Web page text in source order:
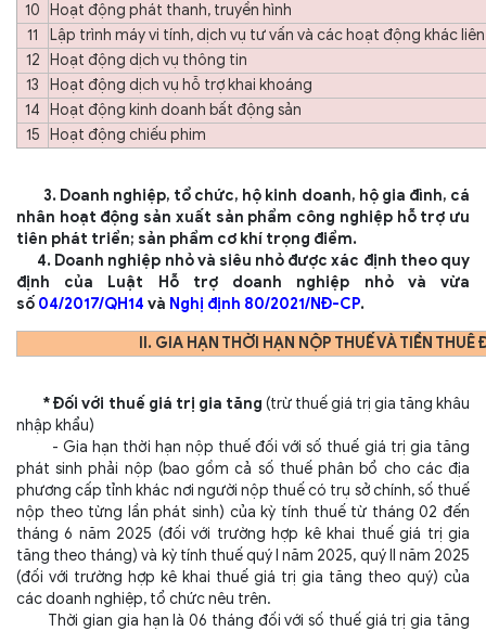
10
Hoạt động phát thanh, truyền hình
11
Lập trình máy vi tính, dịch vụ tư vấn và các hoạt động khác
12
Hoạt động dịch vụ thông tin
13
Hoạt động dịch vụ hỗ trợ khai khoáng
14
Hoạt động kinh doanh bất động sản
15
Hoạt động chiếu phim
3. Doanh nghiệp, tổ chức, hộ kinh doanh, hộ gia đình, cá
nhân hoạt động sản xuất sản phẩm công nghiệp hỗ trợ ưu
tiên phát triển; sản phẩm cơ khí trọng điểm.
4. Doanh nghiệp nhỏ và siêu nhỏ được xác định theo quy
định của Luật Hỗ trợ doanh nghiệp nhỏ và vừa
số 04/2017/QH14 và Nghị định 80/2021/NĐ-CP.
II. GIA HẠN THỜI HẠN NỘP THUẾ VÀ TIỀN THUÊ
* Đối với thuế giá trị gia tăng (trừ thuế giá trị gia tăng khâu
nhập khẩu)
- Gia hạn thời hạn nộp thuế đối với số thuế giá trị gia tăng
phát sinh phải nộp (bao gồm cả số thuế phân bổ cho các địa
phương cấp tỉnh khác nơi người nộp thuế có trụ sở chính, số thuế
nộp theo từng lần phát sinh) của kỳ tính thuế từ tháng 02 đến
tháng 6 năm 2025 (đối với trường hợp kê khai thuế giá trị gia
tăng theo tháng) và kỳ tính thuế quý I năm 2025, quý II năm 2025
(đối với trường hợp kê khai thuế giá trị gia tăng theo quý) của
các doanh nghiệp, tổ chức nêu trên.
Thời gian gia hạn là 06 tháng đối với số thuế giá trị gia tăng